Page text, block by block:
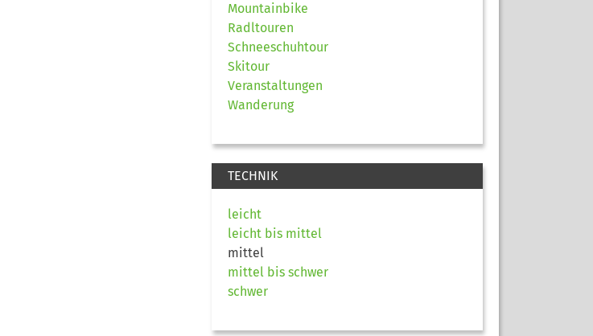
Mountainbike
Radltouren
Schneeschuhtour
Skitour
Veranstaltungen
Wanderung
TECHNIK
leicht
leicht bis mittel
mittel
mittel bis schwer
schwer